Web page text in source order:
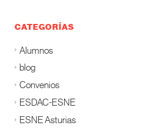
CATEGORÍAS
Alumnos
blog
Convenios
ESDAC-ESNE
ESNE Asturias